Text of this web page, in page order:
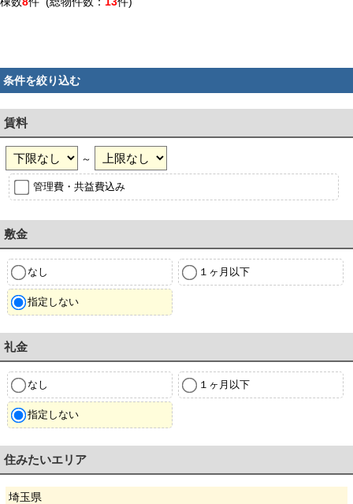
条件を絞り込む
賃料
～
管理費・共益費込み
敷金
なし １ヶ月以下
指定しない
礼金
なし １ヶ月以下
指定しない
住みたいエリア
埼玉県